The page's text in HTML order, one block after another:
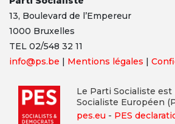
13, Boulevard de l’Empereur
1000 Bruxelles
TEL 02/548 32 11
info@ps.be | Mentions légales |
Le Parti Socialiste
Socialiste Européen
pes.eu - PES